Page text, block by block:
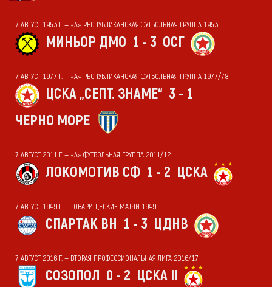
7 АВГУСТ 1953 Г. — «А» РЕСПУБЛИКАНСКАЯ ФУТБОЛЬНАЯ ГРУППА 1953
МИНЬОР ДМО 1 - 3 ОСГ
7 АВГУСТ 1977 Г. — «А» РЕСПУБЛИКАНСКАЯ ФУТБОЛЬНАЯ ГРУППА 1977/78
ЦСКА „СЕПТ. ЗНАМЕ“ 3 - 1
ЧЕРНО МОРЕ
7 АВГУСТ 2011 Г. — «А» ФУТБОЛЬНАЯ ГРУППА 2011/12
ЛОКОМОТИВ СФ 1 - 2 ЦСКА
7 АВГУСТ 1949 Г. — ТОВАРИЩЕСКИЕ МАТЧИ 1949
СПАРТАК ВН 1 - 3 ЦДНВ
7 АВГУСТ 2016 Г. — ВТОРАЯ ПРОФЕССИОНАЛЬНАЯ ЛИГА 2016/17
СОЗОПОЛ 0 - 2 ЦСКА II